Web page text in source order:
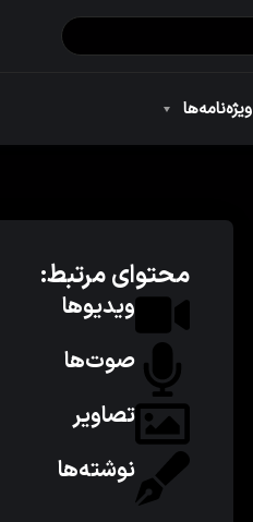
ویژه‌نامه‌ها
محتوای مرتبط:
ویدیوها
صوت‌ها
تصاویر
نوشته‌ها